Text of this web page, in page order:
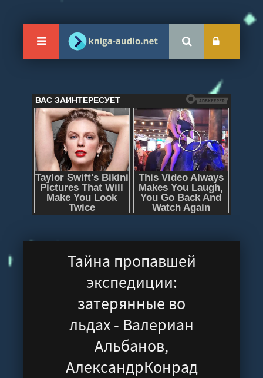
Тайна пропавшей
экспедиции:
затерянные во
льдах - Валериан
Альбанов,
АлександрКонрад